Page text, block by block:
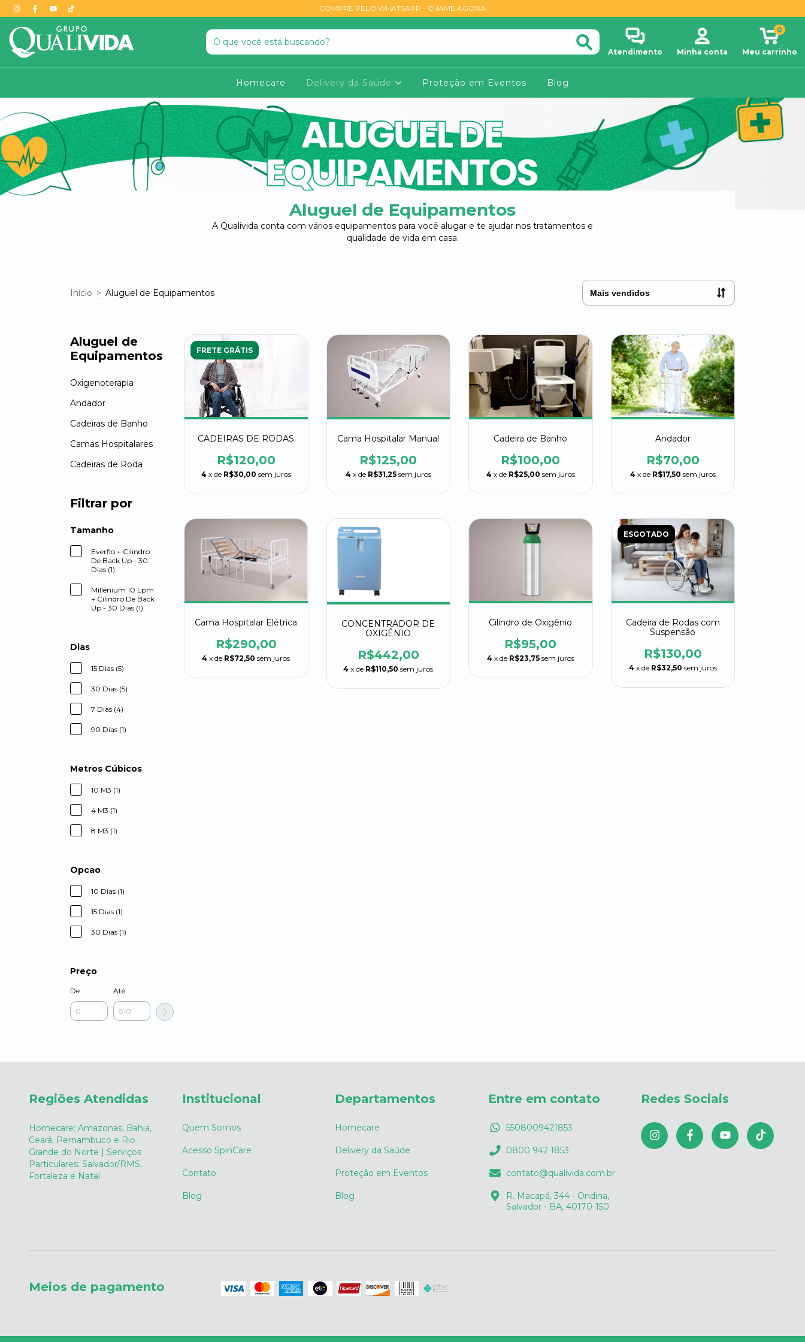
COMPRE PELO WHATSAPP - CHAME AGORA
Atendimento Minha conta Meu carrinho
0
Homecare Delivery da Saúde Proteção em Eventos Blog
Aluguel de Equipamentos
A Qualivida conta com vários equipamentos para você alugar e te ajudar nos tratamentos e
qualidade de vida em casa.
Início > Aluguel de Equipamentos
Aluguel de
Equipamentos
Oxigenoterapia
Andador
Cadeiras de Banho
Camas Hospitalares
Cadeiras de Roda
Filtrar por
Tamanho
Everflo + Cilindro
De Back Up - 30
Dias (1)
Millenium 10 Lpm
+ Cilindro De Back
Up - 30 Dias (1)
Dias
15 Dias (5)
30 Dias (5)
7 Dias (4)
90 Dias (1)
Metros Cúbicos
10 M3 (1)
4 M3 (1)
8 M3 (1)
Opcao
10 Dias (1)
15 Dias (1)
30 Dias (1)
Preço
De Até
FRETE GRÁTIS
CADEIRAS DE RODAS
R$120,00
4 x de R$30,00 sem juros
Cama Hospitalar Manual
R$125,00
4 x de R$31,25 sem juros
Cadeira de Banho
R$100,00
4 x de R$25,00 sem juros
Andador
R$70,00
4 x de R$17,50 sem juros
Cama Hospitalar Elétrica
R$290,00
4 x de R$72,50 sem juros
CONCENTRADOR DE
OXIGÊNIO
R$442,00
4 x de R$110,50 sem juros
Cilindro de Oxigênio
R$95,00
4 x de R$23,75 sem juros
ESGOTADO
Cadeira de Rodas com
Suspensão
R$130,00
4 x de R$32,50 sem juros
Regiões Atendidas
Homecare: Amazonas, Bahia,
Ceará, Pernambuco e Rio
Grande do Norte | Serviços
Particulares: Salvador/RMS,
Fortaleza e Natal
Institucional
Quem Somos
Acesso SpinCare
Contato
Blog
Departamentos
Homecare
Delivery da Saúde
Proteção em Eventos
Blog
Entre em contato
5508009421853
0800 942 1853
contato@qualivida.com.br
R. Macapá, 344 - Ondina,
Salvador - BA, 40170-150
Redes Sociais
Meios de pagamento